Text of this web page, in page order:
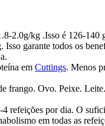
2.0g/kg .Isso é 126-140
Isso garante todos os
em Cuttings. Menos
frango. Ovo. Peixe.
4 refeições por dia. O
em todas as